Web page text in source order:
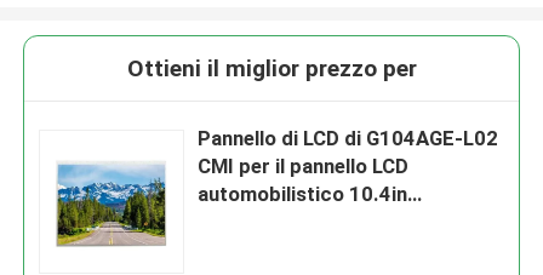
Ottieni il miglior prezzo per
Pannello di LCD di G104AGE-L02
CMI per il pannello LCD
automobilistico 10.4in